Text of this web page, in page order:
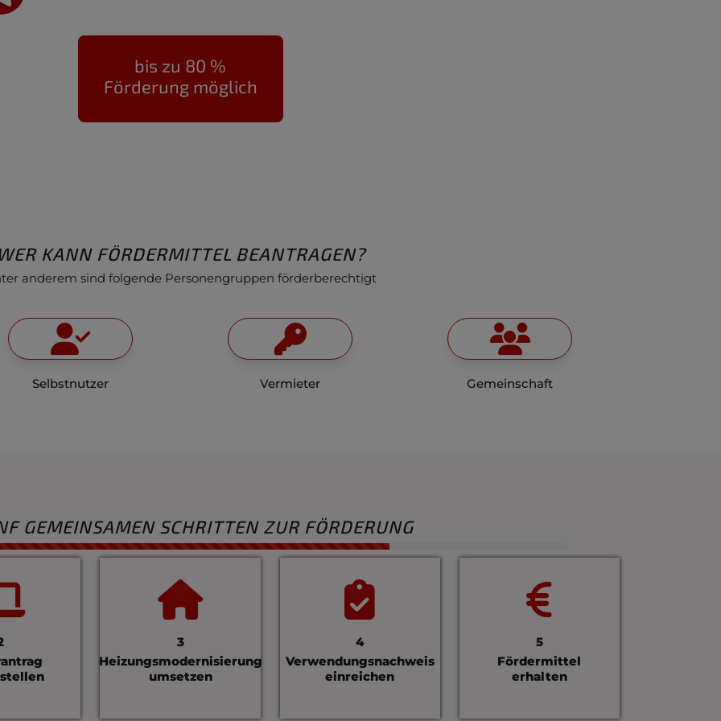
bis zu 80 %
Förderung möglich
KANN FÖRDERMITTEL BEANTRAGEN?
anderem sind folgende Personengruppen förderberechtigt
Selbstnutzer Vermieter Gemeinschaft
GEMEINSAMEN SCHRITTEN ZUR FÖRDERUNG
Counter-Fortschritt von
3
Heizungsmodernisierung
umsetzen
4
Verwendungsnachweis
einreichen
5
Fördermittel
erhalten